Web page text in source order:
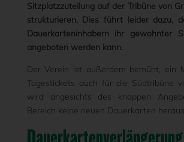
Sitzplatzzuteilung auf der Tribüne von
strukturieren. Dies führt leider dazu,
Dauerkarteninhabern ihr gewohnter
angeboten werden kann.
Der Verein ist außerdem bemüht, ein
Tagestickets auch für die Südtribüne
wird angesichts des knappen
Bereich keine neuen Dauerkarten